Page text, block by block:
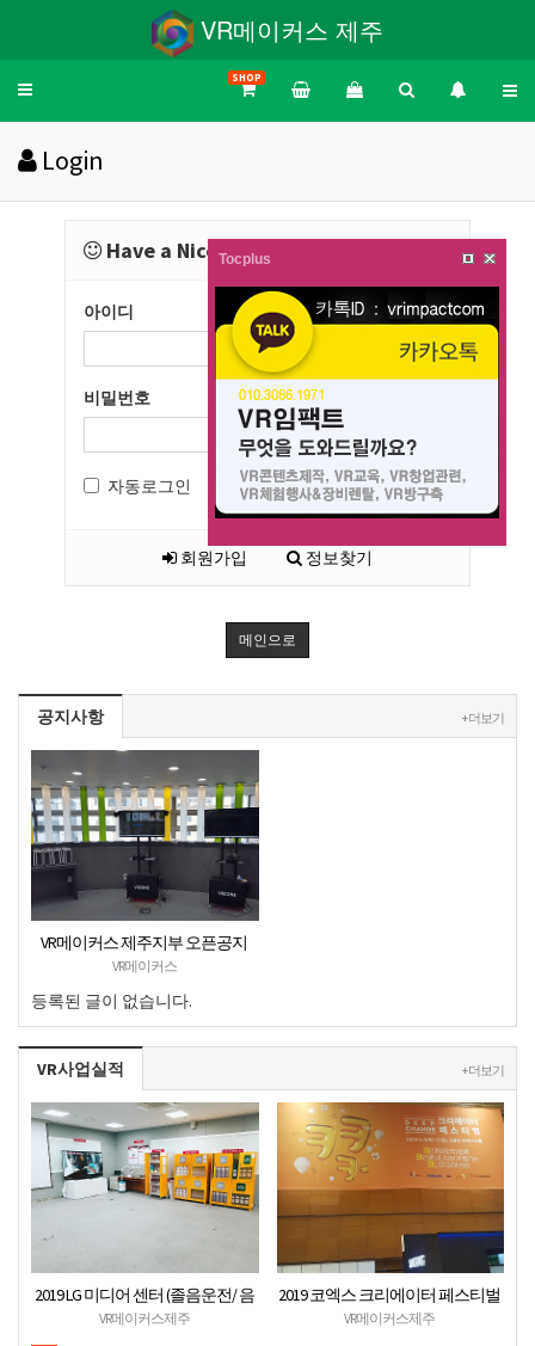
VR메이커스 제주
Toggle
SHOP
Login
Have a Nice Day!
아이디
비밀번호
자동로그인 로그인
회원가입 정보찾기
메인으로
공지사항 + 더보기
VR메이커스 제주지부 오픈공지
VR메이커스
등록된 글이 없습니다.
VR사업실적 + 더보기
2019 LG 미디어 센터 (졸음운전/ 음
주운전 체험 행사) VR 체험 - VR 렌탈
VR메이커스제주
2019 코엑스 크리에이터 페스티벌
VR체험 부스 (인기 VR 체험) - VR렌
VR메이커스제주
Tocplus